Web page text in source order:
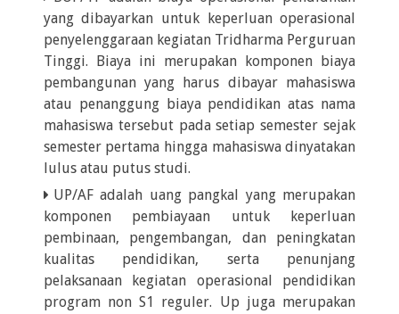
yang dibayarkan untuk keperluan operasional
penyelenggaraan kegiatan Tridharma Perguruan
Tinggi. Biaya ini merupakan komponen biaya
pembangunan yang harus dibayar mahasiswa
atau penanggung biaya pendidikan atas nama
mahasiswa tersebut pada setiap semester sejak
semester pertama hingga mahasiswa dinyatakan
lulus atau putus studi.
UP/AF adalah uang pangkal yang merupakan
komponen pembiayaan untuk keperluan
pembinaan, pengembangan, dan peningkatan
kualitas pendidikan, serta penunjang
pelaksanaan kegiatan operasional pendidikan
program non S1 reguler. Up juga merupakan